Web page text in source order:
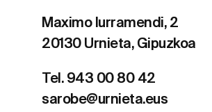
Maximo Iurramendi, 2
20130 Urnieta, Gipuzkoa
Tel. 943 00 80 42
sarobe@urnieta.eus